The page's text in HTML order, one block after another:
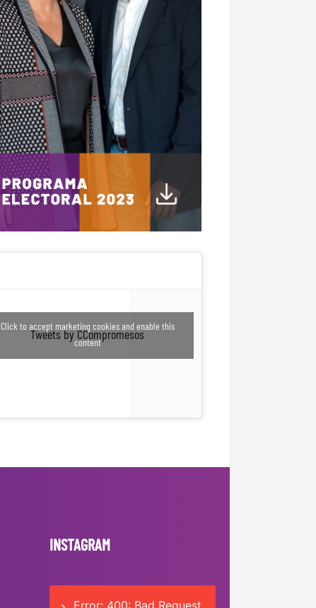
Tweets by CCompromesos
Click to accept marketing cookies and enable this
content
INSTAGRAM
Error: 400: Bad Request